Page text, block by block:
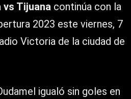
vs Tijuana continúa con la
2023 este viernes, 7
Victoria de la ciudad de
igualó sin goles en